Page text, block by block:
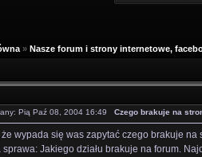
» Nasze forum i strony internetowe,
Pią Paź 08, 2004 16:49 Czego brakuje na
że wypada się was zapytać czego brakuje na
sprawa: Jakiego działu brakuje na forum.